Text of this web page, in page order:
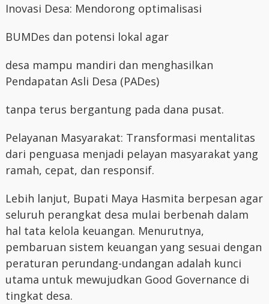
Inovasi Desa: Mendorong optimalisasi
BUMDes dan potensi lokal agar
desa mampu mandiri dan menghasilkan
Pendapatan Asli Desa (PADes)
tanpa terus bergantung pada dana pusat.
Pelayanan Masyarakat: Transformasi mentalitas
dari penguasa menjadi pelayan masyarakat yang
ramah, cepat, dan responsif.
Lebih lanjut, Bupati Maya Hasmita berpesan agar
seluruh perangkat desa mulai berbenah dalam
hal tata kelola keuangan. Menurutnya,
pembaruan sistem keuangan yang sesuai dengan
peraturan perundang-undangan adalah kunci
utama untuk mewujudkan Good Governance di
tingkat desa.